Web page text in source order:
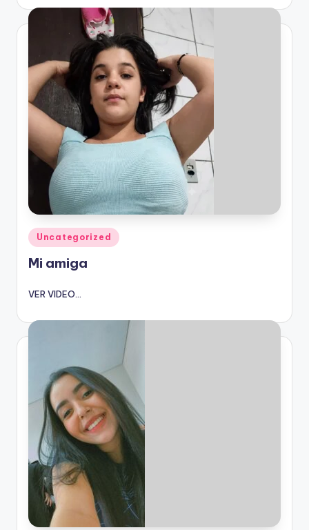
Publicado
en
Uncategorized
Mi amiga
VER VIDEO...